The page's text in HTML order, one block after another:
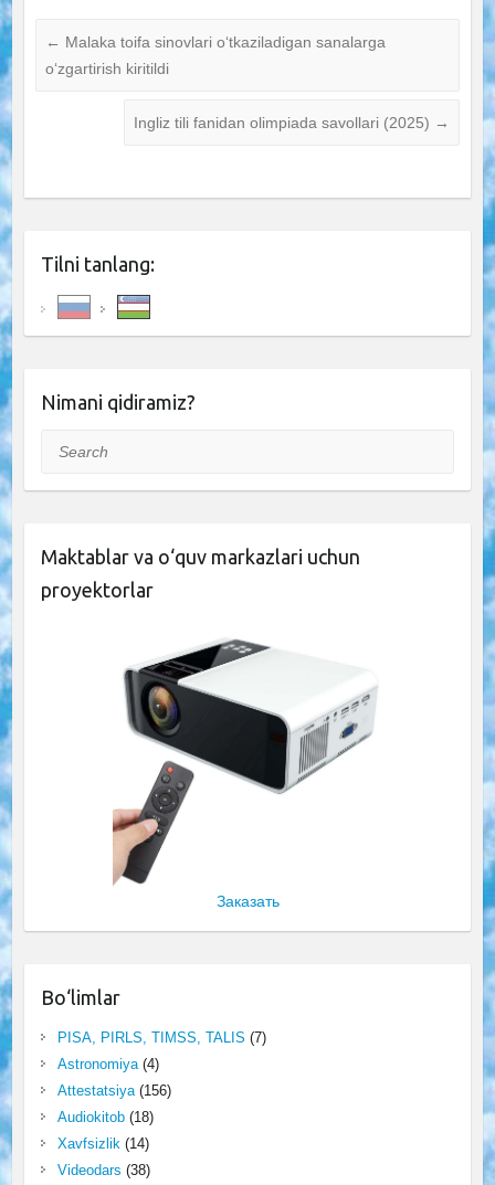
← Malaka toifa sinovlari oʻtkaziladigan sanalarga
oʻzgartirish kiritildi
Ingliz tili fanidan olimpiada savollari (2025) →
Tilni tanlang:
Nimani qidiramiz?
Search
Maktablar va o‘quv markazlari uchun
proyektorlar
Заказать
Bo‘limlar
PISA, PIRLS, TIMSS, TALIS (7)
Astronomiya(4)
Attestatsiya(156)
Audiokitob(18)
Xavfsizlik(14)
Videodars (38)